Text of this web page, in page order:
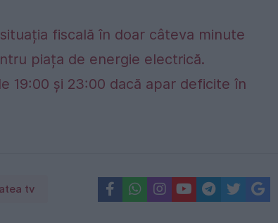
fiscală în doar câteva minute
piața de energie electrică.
19:00 și 23:00 dacă apar deficite în
tv